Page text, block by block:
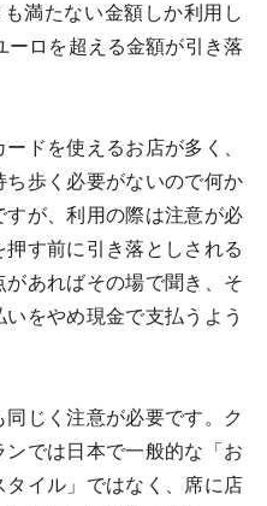
満たない金額しか利用し
ーロを超える金額が引き落
ドを使えるお店が多く、
歩く必要がないので何か
が、利用の際は注意が必
す前に引き落としされる
あればその場で聞き、そ
をやめ現金で支払うよう
じく注意が必要です。ク
では日本で一般的な「お
イル」ではなく、席に店